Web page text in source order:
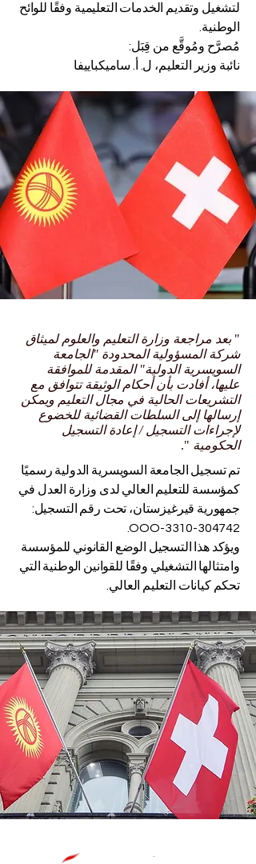
لتشغيل وتقديم الخدمات التعليمية وفقًا للوائح
الوطنية.
مُصرَّح ومُوقَّع من قِبَل:
نائبة وزير التعليم، ل. أ. ساميكباييفا
"بعد مراجعة وزارة التعليم والعلوم لميثاق
شركة المسؤولية المحدودة "الجامعة
السويسرية الدولية" المقدمة للموافقة
عليها، أفادت بأن أحكام الوثيقة تتوافق مع
التشريعات الحالية في مجال التعليم ويمكن
إرسالها إلى السلطات القضائية للخضوع
لإجراءات التسجيل / إعادة التسجيل
الحكومية ".
تم تسجيل الجامعة السويسرية الدولية رسميًا
كمؤسسة للتعليم العالي لدى وزارة العدل في
جمهورية قيرغيزستان، تحت رقم التسجيل:
304742-3310
-OOO.
ويؤكد هذا التسجيل الوضع القانوني للمؤسسة
وامتثالها التشغيلي وفقًا للقوانين الوطنية التي
تحكم كيانات التعليم العالي.